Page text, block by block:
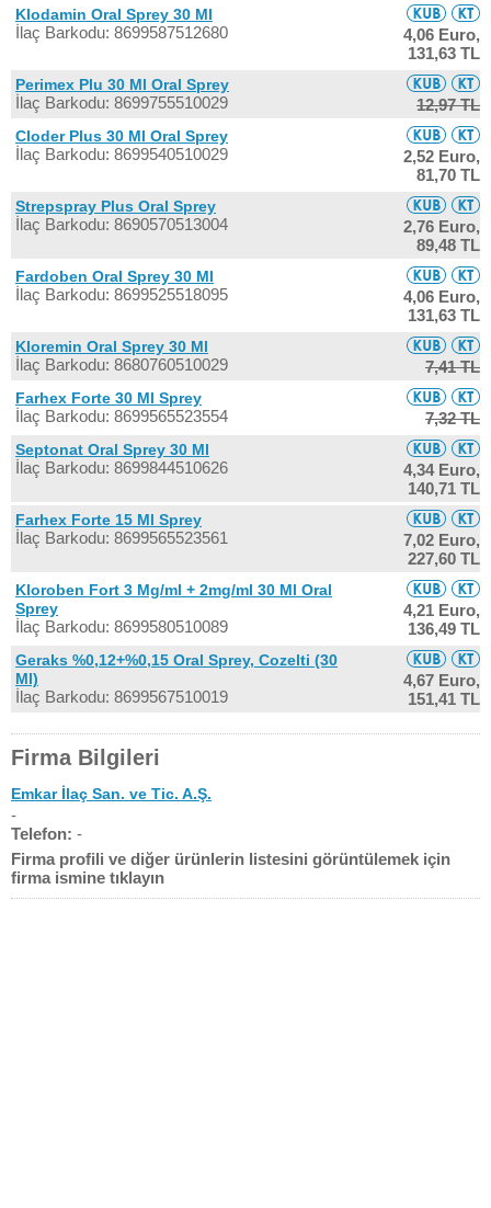
Klodamin Oral Sprey 30 Ml
İlaç Barkodu: 8699587512680
4,06 Euro,
131,63 TL
Perimex Plu 30 Ml Oral Sprey
İlaç Barkodu: 8699755510029 12,97 TL
Cloder Plus 30 Ml Oral Sprey
İlaç Barkodu: 8699540510029
2,52 Euro,
81,70 TL
Strepspray Plus Oral Sprey
İlaç Barkodu: 8690570513004
2,76 Euro,
89,48 TL
Fardoben Oral Sprey 30 Ml
İlaç Barkodu: 8699525518095
4,06 Euro,
131,63 TL
Kloremin Oral Sprey 30 Ml
İlaç Barkodu: 8680760510029 7,41 TL
Farhex Forte 30 Ml Sprey
İlaç Barkodu: 8699565523554 7,32 TL
Septonat Oral Sprey 30 Ml
İlaç Barkodu: 8699844510626
4,34 Euro,
140,71 TL
Farhex Forte 15 Ml Sprey
İlaç Barkodu: 8699565523561
7,02 Euro,
227,60 TL
Kloroben Fort 3 Mg/ml + 2mg/ml 30 Ml Oral
Sprey
İlaç Barkodu: 8699580510089
4,21 Euro,
136,49 TL
Geraks %0,12+%0,15 Oral Sprey, Cozelti (30
Ml)
İlaç Barkodu: 8699567510019
4,67 Euro,
151,41 TL
Firma Bilgileri
Emkar İlaç San. ve Tic. A.Ş.
-
Telefon: -
Firma profili ve diğer ürünlerin listesini görüntülemek için
firma ismine tıklayın